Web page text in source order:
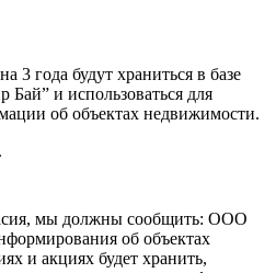
3 года будут храниться в базе
и использоваться для
об объектах недвижимости.
мы должны сообщить: ООО
об объектах
и акциях будет хранить,